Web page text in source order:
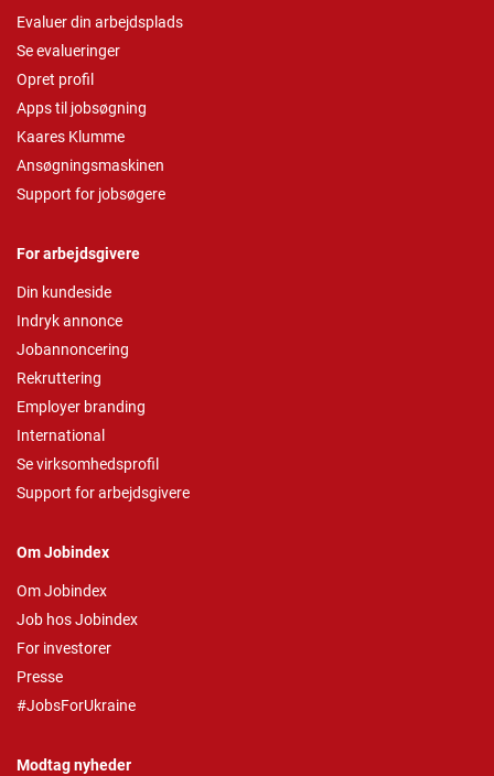
Evaluer din arbejdsplads
Se evalueringer
Opret profil
Apps til jobsøgning
Kaares Klumme
Ansøgningsmaskinen
Support for jobsøgere
For arbejdsgivere
Din kundeside
Indryk annonce
Jobannoncering
Rekruttering
Employer branding
International
Se virksomhedsprofil
Support for arbejdsgivere
Om Jobindex
Om Jobindex
Job hos Jobindex
For investorer
Presse
#JobsForUkraine
Modtag nyheder